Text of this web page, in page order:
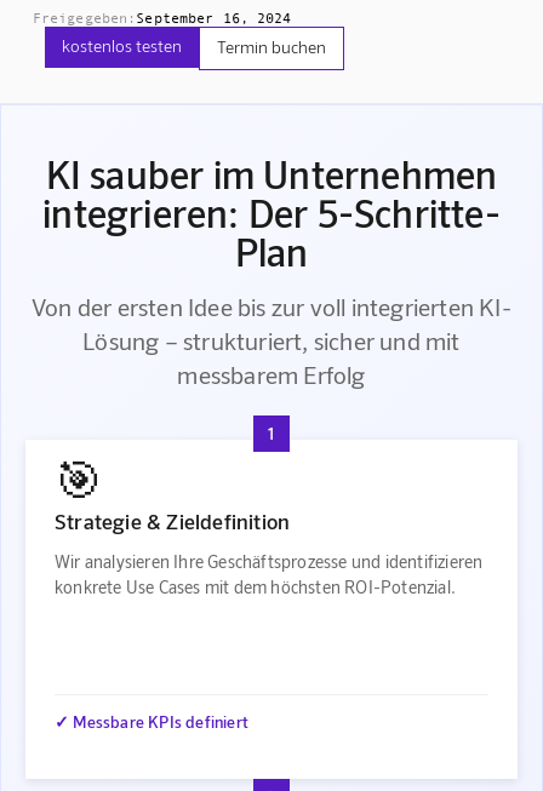
Freigegeben: September 16, 2024
kostenlos testen Termin buchen
KI sauber im Unternehmen
integrieren: Der 5-Schritte-
Plan
Von der ersten Idee bis zur voll integrierten KI-
Lösung – strukturiert, sicher und mit
messbarem Erfolg
1
🎯
Strategie & Zieldefinition
Wir analysieren Ihre Geschäftsprozesse und identifizieren
konkrete Use Cases mit dem höchsten ROI-Potenzial.
✓ Messbare KPIs definiert